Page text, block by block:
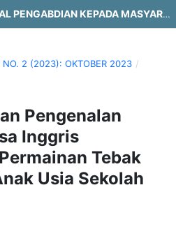
J-ABDIPAMAS (JURNAL PENGABDIAN KEPADA MASYARAKAT)
NO. 2 (2023): OKTOBER 2023 /
Pengenalan
Inggris
Tebak
Usia Sekolah